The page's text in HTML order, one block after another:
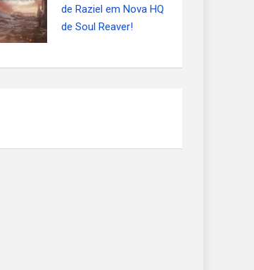
de Raziel em Nova HQ
de Soul Reaver!